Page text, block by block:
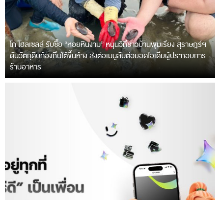
โก โฮลเซลล์ รับซื้อ “หอยหินงาม” หนุนวิถีชาวบ้านพุมเรียง สุราษฎร์ฯ
ดันวัตถุดิบท้องถิ่นใต้ขึ้นห้าง ส่งต่อเมนูลับต่อยอดไอเดียผู้ประกอบการ
ร้านอาหาร